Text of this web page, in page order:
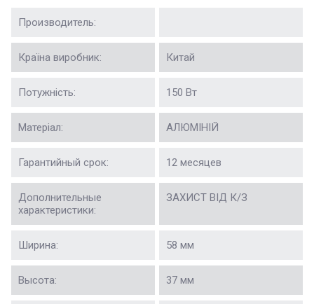
Производитель:
Країна виробник: Китай
Потужність: 150 Вт
Матеріал: АЛЮМІНІЙ
Гарантийный срок: 12 месяцев
Дополнительные
характеристики:
ЗАХИСТ ВІД К/З
Ширина: 58 мм
Высота: 37 мм